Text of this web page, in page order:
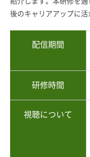
後のキャリアアップに活
配信期間
研修時間
視聴について